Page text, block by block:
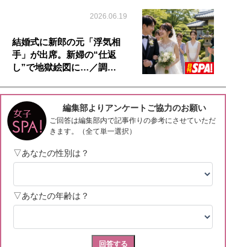
2026.06.19
結婚式に新郎の元「浮気相
手」が出席。新婦の“仕返
し”で地獄絵図に…／調…